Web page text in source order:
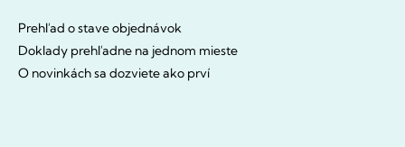
Prehľad o stave objednávok
Doklady prehľadne na jednom mieste
O novinkách sa dozviete ako prví